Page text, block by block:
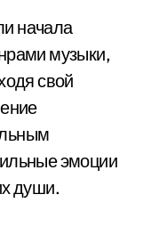
начала
музыки,
свой
эмоции
души.